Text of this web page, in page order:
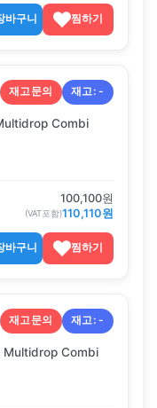
바구니 찜하기
재고문의 재고:-
Combi
100,100원
(VAT포함)110,110원
바구니 찜하기
재고문의 재고:-
Combi